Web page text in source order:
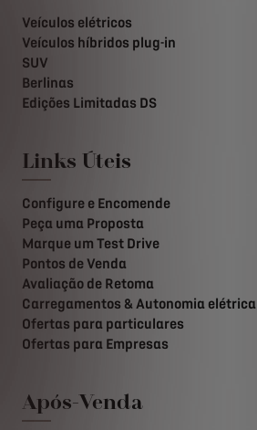
Veículos elétricos
Veículos híbridos plug-in
SUV
Berlinas
Edições Limitadas DS
Links Úteis
Configure e Encomende
Peça uma Proposta
Marque um Test Drive
Pontos de Venda
Avaliação de Retoma
Carregamentos & Autonomia elétrica
Ofertas para particulares
Ofertas para Empresas
Após-Venda